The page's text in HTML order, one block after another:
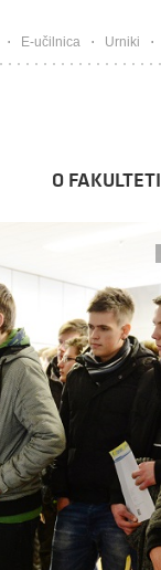
E-učilnica Urniki
O FAKULTETI